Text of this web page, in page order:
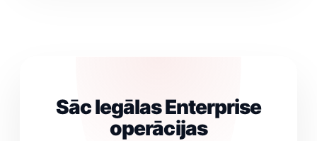
Sāc legālas Enterprise
operācijas